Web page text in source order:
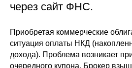
через сайт ФНС.
Приобретая коммерческие
ситуация оплаты НКД
дохода). Проблема возникает
очередного купона. Брокер